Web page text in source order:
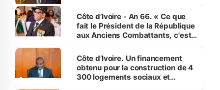
Côte d’Ivoire - An 66. « Ce que
fait le Président de la République
aux Anciens Combattants, c'est
Côte d’Ivoire. Un financement
obtenu pour la construction de 4
300 logements sociaux et